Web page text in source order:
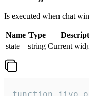
Is executed when chat
Name Type
state
string Current